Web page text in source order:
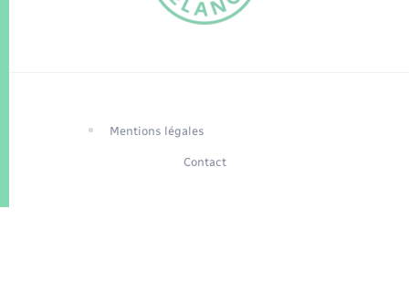
Mentions légales
Contact